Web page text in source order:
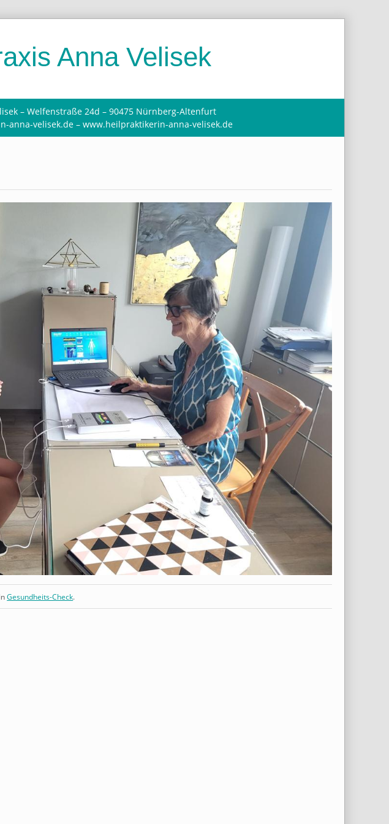
Anna Velisek
– Welfenstraße 24d – 90475 Nürnberg-Altenfurt
anna-velisek.de – www.heilpraktikerin-anna-velisek.de
inGesundheits-Check.